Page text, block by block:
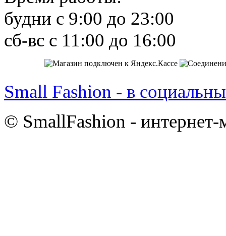
будни с 9:00 до 23:00
сб-вс с 11:00 до 16:00
Small Fashion - в
© SmallFashion -